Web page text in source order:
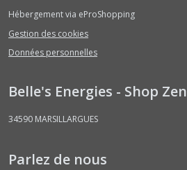
Hébergement via eProShopping
Gestion des cookies
Données personnelles
Belle's Energies - Shop Zen
34590 MARSILLARGUES
Parlez de nous